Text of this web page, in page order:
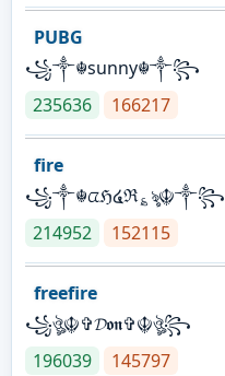
PUBG
꧁༒☬sunny☬༒꧂
235636
166217
fire
꧁༒☬ᤂℌ໔ℜ؏ৡ☬༒꧂
214952
152115
freefire
꧁ঔৣ☬✞𝓓𝖔𝖓✞☬ঔৣ꧂
196039
145797